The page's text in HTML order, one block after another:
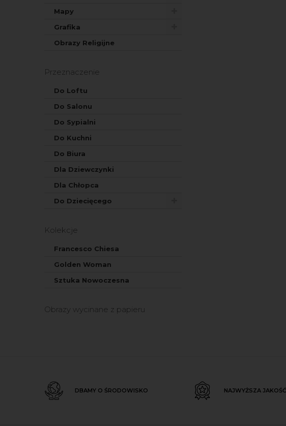
Mapy
Grafika
Obrazy Religijne
Przeznaczenie
Do Loftu
Do Salonu
Do Sypialni
Do Kuchni
Do Biura
Dla Dziewczynki
Dla Chłopca
Do Dziecięcego
Kolekcje
Francesco Chiesa
Golden Woman
Sztuka Nowoczesna
Obrazy wycinane z papieru
DBAMY O ŚRODOWISKO NAJWYŻSZA JAKOŚĆ